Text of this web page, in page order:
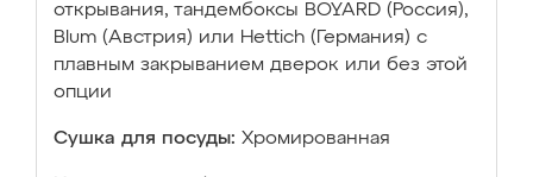
открывания, тандембоксы BOYARD (Россия),
Blum (Австрия) или Hettich (Германия) с
плавным закрыванием дверок или без этой
опции
Сушка для посуды: Хромированная